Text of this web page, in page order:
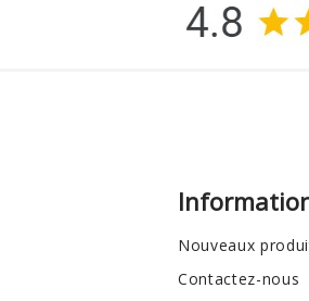
Nouveaux
Contactez-nous